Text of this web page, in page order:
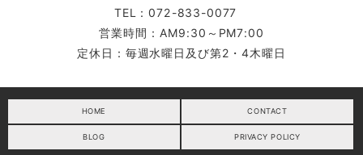
TEL：072-833-0077
営業時間：AM9:30～PM7:00
定休日：毎週水曜日及び第2・4木曜日
HOME CONTACT
BLOG PRIVACY POLICY